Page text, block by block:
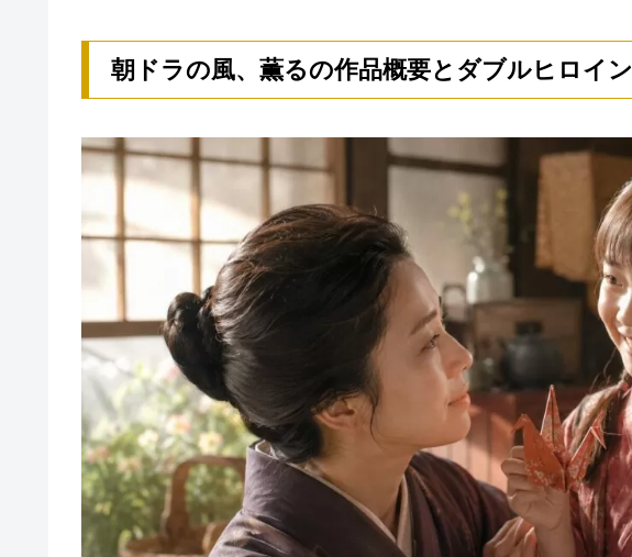
朝ドラの風、薫るの作品概要とダブルヒロイン